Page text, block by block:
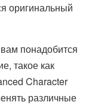
оригинальный
понадобится
такое как
Character
различные